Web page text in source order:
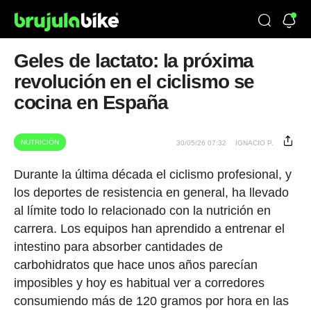
Geles de lactato: la próxima
revolución en el ciclismo se
cocina en España
NUTRICIÓN 30/05/26 07:32 IGNACIO P.
Durante la última década el ciclismo profesional, y
los deportes de resistencia en general, ha llevado
al límite todo lo relacionado con la nutrición en
carrera. Los equipos han aprendido a entrenar el
intestino para absorber cantidades de
carbohidratos que hace unos años parecían
imposibles y hoy es habitual ver a corredores
consumiendo más de 120 gramos por hora en las